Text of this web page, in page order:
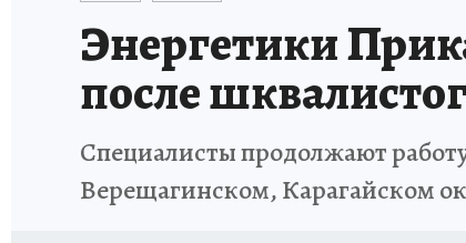
СНЕГОПАД ВЕКА НАСТОЯЩИЕ ЛЮДИ
КЛИНИКА ГОДА 2025 ПРОИСШЕСТВИЯ
ИСПЫТАНО НА СЕБЕ КЛИНИКА ГОДА-
Энергетики
после
Специалисты продолжают
Верещагинском, Карагайском